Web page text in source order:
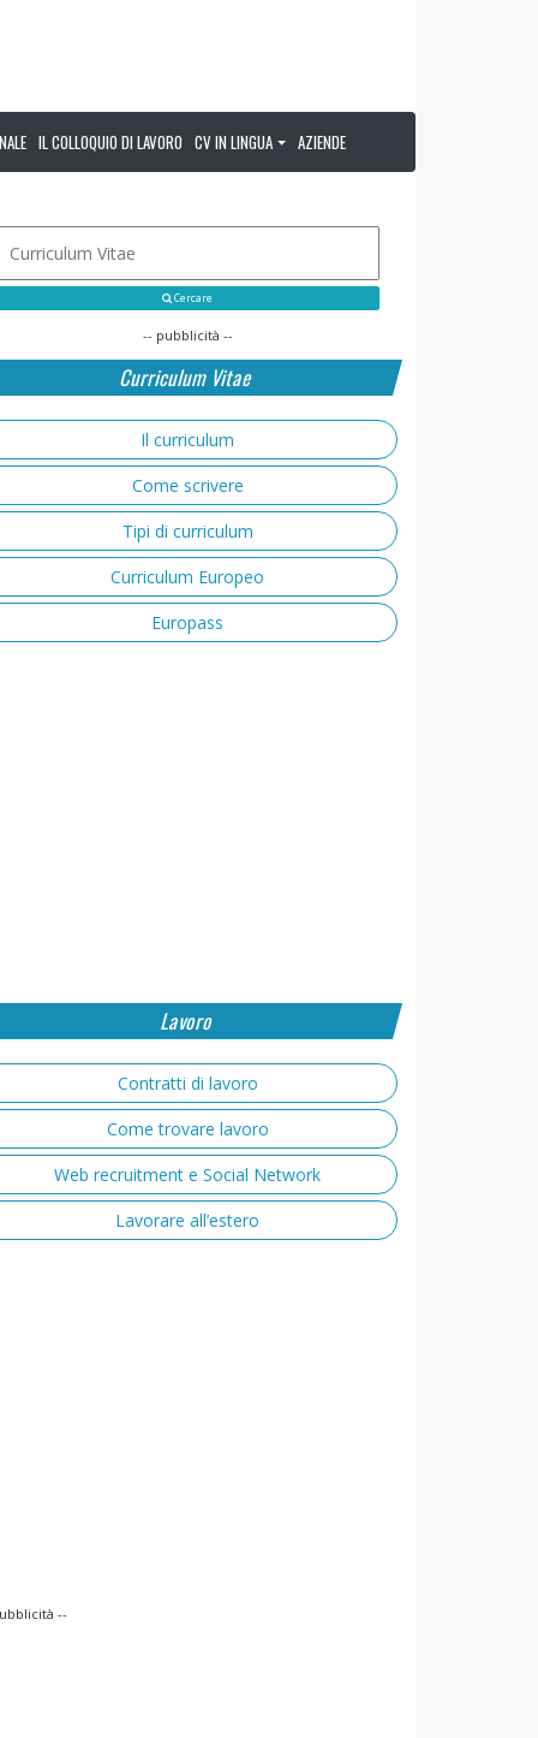
IL COLLOQUIO DI LAVORO CV IN LINGUA AZIENDE
Cercare
-- pubblicità --
Curriculum Vitae
Il curriculum
Come scrivere
Tipi di curriculum
Curriculum Europeo
Europass
Lavoro
Contratti di lavoro
Come trovare lavoro
Web recruitment e Social Network
Lavorare all’estero
--